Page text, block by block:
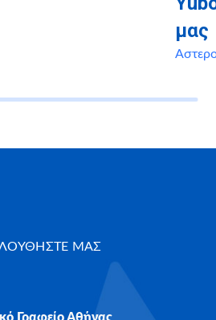
μας
ΜΑΣ
Γραφείο Αθήνας